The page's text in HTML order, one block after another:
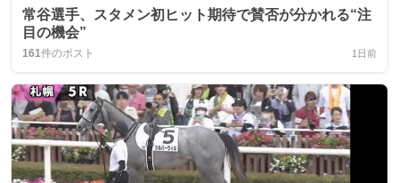
常谷選手、スタメン初ヒット期待で賛否が分かれる“注
目の機会”
161件のポスト 1日前